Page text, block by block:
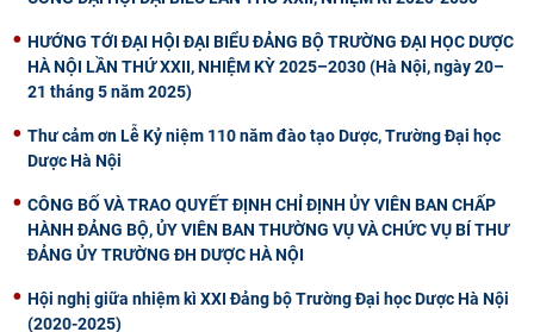
HƯỚNG TỚI ĐẠI HỘI ĐẠI BIỂU ĐẢNG BỘ TRƯỜNG ĐẠI HỌC DƯỢC
HÀ NỘI LẦN THỨ XXII, NHIỆM KỲ 2025–2030 (Hà Nội, ngày 20–
21 tháng 5 năm 2025)
Thư cảm ơn Lễ Kỷ niệm 110 năm đào tạo Dược, Trường Đại học
Dược Hà Nội
CÔNG BỐ VÀ TRAO QUYẾT ĐỊNH CHỈ ĐỊNH ỦY VIÊN BAN CHẤP
HÀNH ĐẢNG BỘ, ỦY VIÊN BAN THƯỜNG VỤ VÀ CHỨC VỤ BÍ THƯ
ĐẢNG ỦY TRƯỜNG ĐH DƯỢC HÀ NỘI
Hội nghị giữa nhiệm kì XXI Đảng bộ Trường Đại học Dược Hà Nội
(2020-2025)